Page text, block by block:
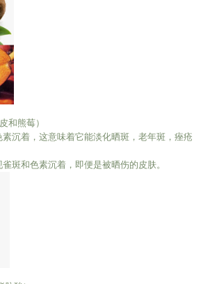
和熊莓）
沉着，这意味着它能淡化晒斑，老年斑，痤疮
斑和色素沉着，即便是被晒伤的皮肤。